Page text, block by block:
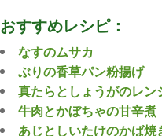
おすすめレシピ：
なすのムサカ
ぶりの香草パン粉揚げ
真たらとしょうがのレン
牛肉とかぼちゃの甘辛煮
あじとしいたけのかば焼